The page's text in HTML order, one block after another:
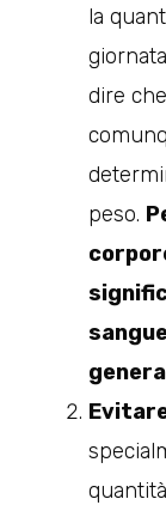
la
dire
peso.